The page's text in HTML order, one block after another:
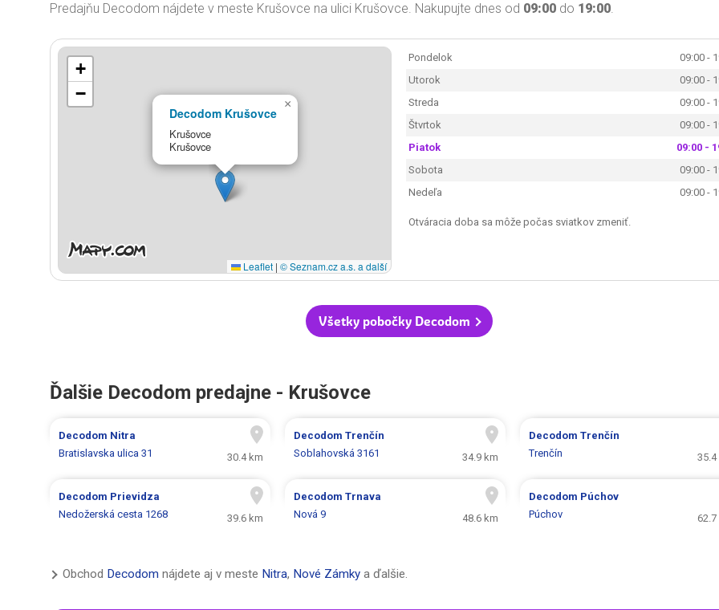
Predajňu Decodom nájdete v meste Krušovce na ulici Krušovce. Nakupujte dnes od 09:00 do 19:00.
Decodom Krušovce
Krušovce
Krušovce
×
+
−
Leaflet | © Seznam.cz a.s. a další
Pondelok
09:00 -
Utorok
09:00 -
Streda
09:00 -
Štvrtok
09:00 -
Piatok
09:00 -
Sobota
09:00 -
Nedeľa
09:00 -
Otváracia doba sa môže počas sviatkov zmeniť.
Všetky pobočky Decodom
Ďalšie Decodom predajne - Krušovce
Decodom Nitra
Bratislavska ulica 31
30.4 km
Decodom Trenčín
Soblahovská 3161
34.9 km
Decodom Trenčín
Trenčín
35.4
Decodom Prievidza
Nedožerská cesta 1268
39.6 km
Decodom Trnava
Nová 9
48.6 km
Decodom Púchov
Púchov
Obchod Decodom nájdete aj v meste Nitra, Nové Zámky a ďalšie.